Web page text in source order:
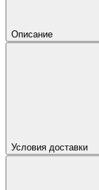
Описание
Условия доставки